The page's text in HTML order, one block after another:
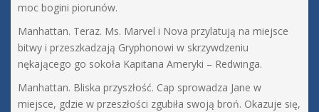
moc bogini piorunów.
Manhattan. Teraz. Ms. Marvel i Nova przylatują na miejsce
bitwy i przeszkadzają Gryphonowi w skrzywdzeniu
nękającego go sokoła Kapitana Ameryki – Redwinga.
Manhattan. Bliska przyszłość. Cap sprowadza Jane w
miejsce, gdzie w przeszłości zgubiła swoją broń. Okazuje się,